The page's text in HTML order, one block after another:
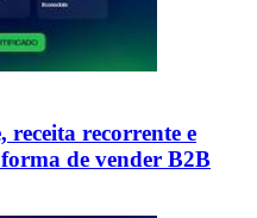
receita recorrente e
de vender B2B